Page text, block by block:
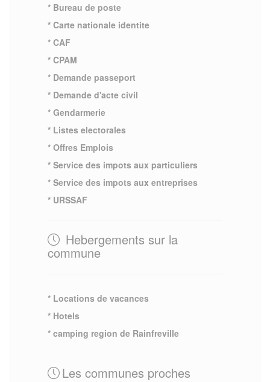
* Bureau de poste
* Carte nationale identite
* CAF
* CPAM
* Demande passeport
* Demande d'acte civil
* Gendarmerie
* Listes electorales
* Offres Emplois
* Service des impots aux particuliers
* Service des impots aux entreprises
* URSSAF
Hebergements sur la
commune
* Locations de vacances
* Hotels
* camping region de Rainfreville
Les communes proches